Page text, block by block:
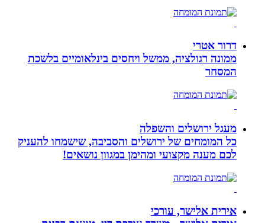
דרור אטרי
ממונה רגולציה, ממשל ויחסים בינלאומיים בלשכת
המסחר
מעגל ירושלים והשפלה
כל המומחים של ירושלים והסביבה, שישמחו להעניק
לכם מענה מקצועי ומהימן במגוון נושאים!
אירית אלישר, עורכי